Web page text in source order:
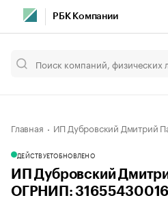
РБК Компании
Главная ИП Дубровский Дмитрий
ДЕЙСТВУЕТОБНОВЛЕНО
ИП Дубровский
ОГРНИП: